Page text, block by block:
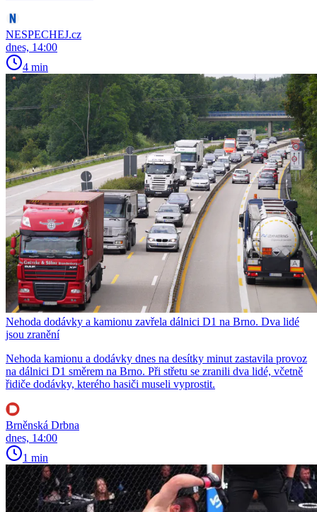
NESPECHEJ.cz
dnes, 14:00
4 min
Nehoda dodávky a kamionu zavřela dálnici D1 na Brno. Dva lidé
jsou zranění
Nehoda kamionu a dodávky dnes na desítky minut zastavila provoz
na dálnici D1 směrem na Brno. Při střetu se zranili dva lidé, včetně
řidiče dodávky, kterého hasiči museli vyprostit.
Brněnská Drbna
dnes, 14:00
1 min